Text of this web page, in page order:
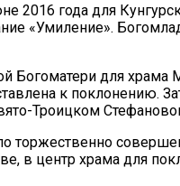
2016 года для
«Умиление».
Богоматери для храма
к поклонению.
Троицком
торжественно
в центр храма для